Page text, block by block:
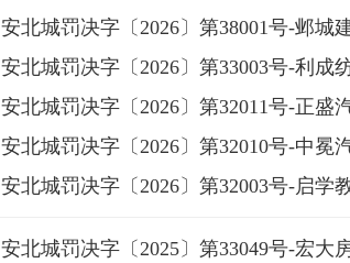
安北城罚决字〔2026〕第38001号-邺城
安北城罚决字〔2026〕第33003号-利成
安北城罚决字〔2026〕第32011号-正盛
安北城罚决字〔2026〕第32010号-中冕
安北城罚决字〔2026〕第32003号-启学
安北城罚决字〔2025〕第33049号-宏大